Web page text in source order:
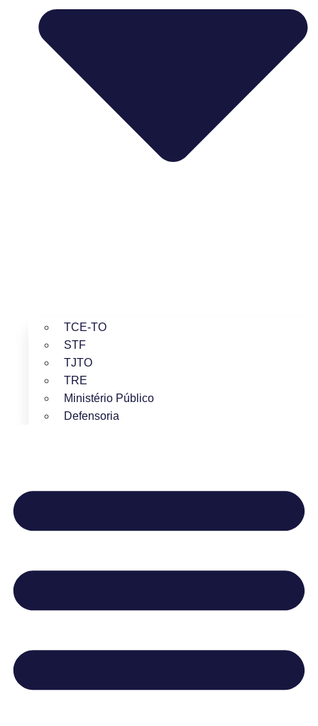
TCE-TO
STF
TJTO
TRE
Ministério Público
Defensoria